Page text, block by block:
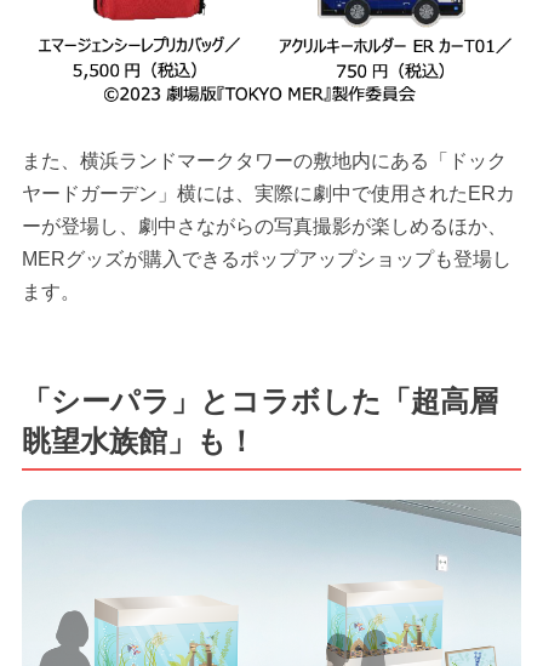
また、横浜ランドマークタワーの敷地内にある「ドック
ヤードガーデン」横には、実際に劇中で使用されたERカ
ーが登場し、劇中さながらの写真撮影が楽しめるほか、
MERグッズが購入できるポップアップショップも登場し
ます。
「シーパラ」とコラボした「超高層
眺望水族館」も！